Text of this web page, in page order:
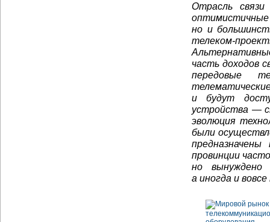
Отрасль
но и
телеком-
часть доходов
передовые
и будут
устройства —
эволюция
были
провинции
но вынуждено
а иногда и